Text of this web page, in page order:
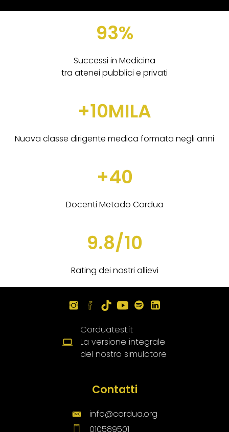
93%
Successi in Medicina
tra atenei pubblici e privati
+10MILA
Nuova classe dirigente medica formata negli anni
+40
Docenti Metodo Cordua
9.8/10
Rating dei nostri allievi
Corduatest.it
La versione integrale
del nostro simulatore
Contatti
info@cordua.org
010589501